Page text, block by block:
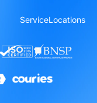
ServiceLocations